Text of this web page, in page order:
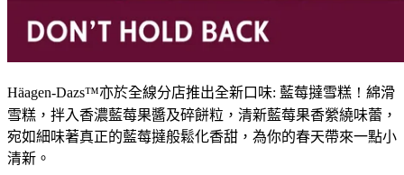
Häagen-Dazs™亦於全線分店推出全新口味: 藍莓撻雪糕 ！ 綿滑
雪糕，拌入香濃藍莓果醬及碎餅粒，清新藍莓果香縈繞味蕾，
宛如細味著真正的藍莓撻般鬆化香甜，為你的春天帶來一點小
清新。